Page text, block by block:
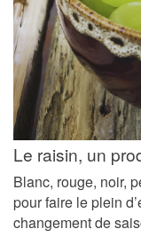
Le raisin, un
Blanc, rouge, noir,
pour faire le plein
changement de